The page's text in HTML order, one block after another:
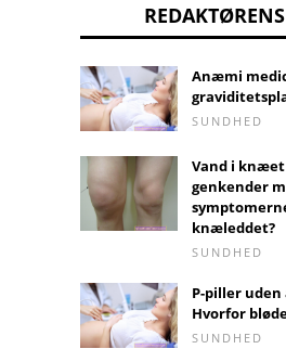
Anæmi
SUNDHED
Vand i
genkender
knæleddet?
SUNDHED
P-piller uden
Hvorfor
SUNDHED